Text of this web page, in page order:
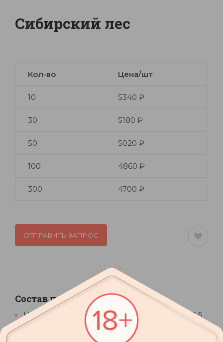
Сибирский лес
Кол-во Цена/шт
10 5340 ₽
30 5180 ₽
50 5020 ₽
100 4860 ₽
300 4700 ₽
ОТПРАВИТЬ ЗАПРОС
Состав подарка
Настойка горькая СИББИТТЕР Кедровая, 0,5
л
Кедровые орехи 100 г